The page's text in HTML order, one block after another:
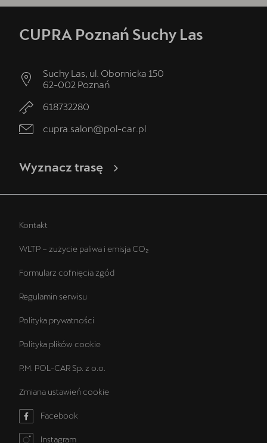
CUPRA Poznań Suchy Las
Suchy Las, ul. Obornicka 150
62-002 Poznań
618732280
cupra.salon@pol-car.pl
Wyznacz trasę
Kontakt
WLTP – zużycie paliwa i emisja CO₂
Formularz cofnięcia zgód
Regulamin serwisu
Polityka prywatności
Polityka plików cookie
P.M. POL-CAR Sp. z o.o.
Zmiana ustawień cookie
Facebook
Instagram